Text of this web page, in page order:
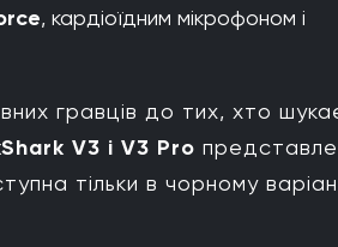
, кардіоїдним мікрофоном і
гравців до тих, хто
V3 і V3 Pro
тільки в чорному